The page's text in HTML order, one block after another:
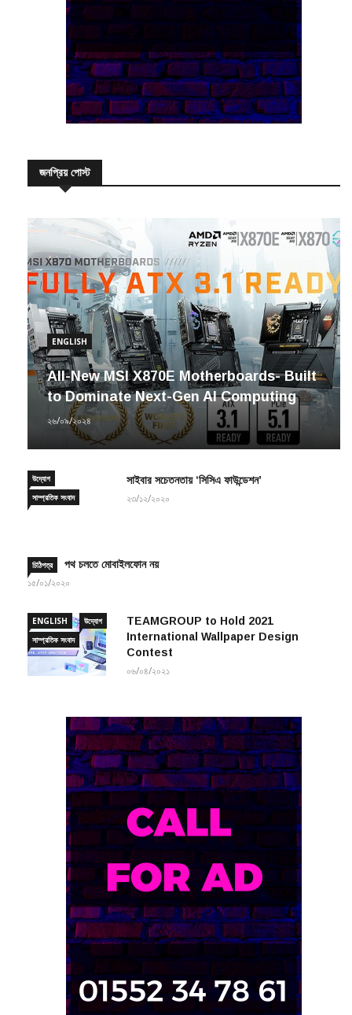
জনপ্রিয় পোস্ট
ENGLISH
All-New MSI X870E Motherboards- Built
to Dominate Next-Gen AI Computing
২৬/০৯/২০২৪
উদ্যোগ
সাম্প্রতিক সংবাদ
সাইবার সচেতনতায় ‘সিসিএ ফাউন্ডেশন’
২৩/১২/২০২০
চিঠিপত্র পথ চলতে মোবাইলফোন নয়
১৫/০১/২০২০
ENGLISH
উদ্যোগ
সাম্প্রতিক সংবাদ
TEAMGROUP to Hold 2021
International Wallpaper Design
Contest
০৬/০৪/২০২১